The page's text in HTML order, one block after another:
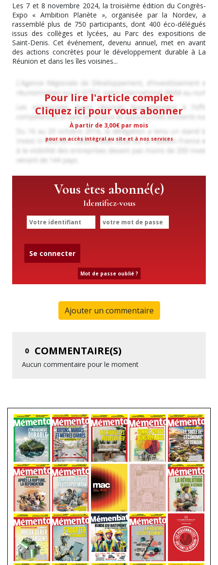
Les 7 et 8 novembre 2024, la troisième édition du Congrès-
Expo « Ambition Planète », organisée par la Nordev, a
rassemblé plus de 750 participants, dont 400 éco-délégués
issus des collèges et lycées, au Parc des expositions de
Saint-Denis. Cet événement, devenu annuel, met en avant
des actions concrètes pour le développement durable à La
Réunion et dans les îles voisines...
Pour lire l'article complet
Cliquez ici pour vous abonner
À partir de 3,00€ par mois
pour un accès intégral au site et à nos services
Vous êtes abonné(e)
Identifiez-vous
Se connecter
Mot de passe oublié ?
Ajouter un commentaire
0 COMMENTAIRE(S)
Aucun commentaire pour le moment